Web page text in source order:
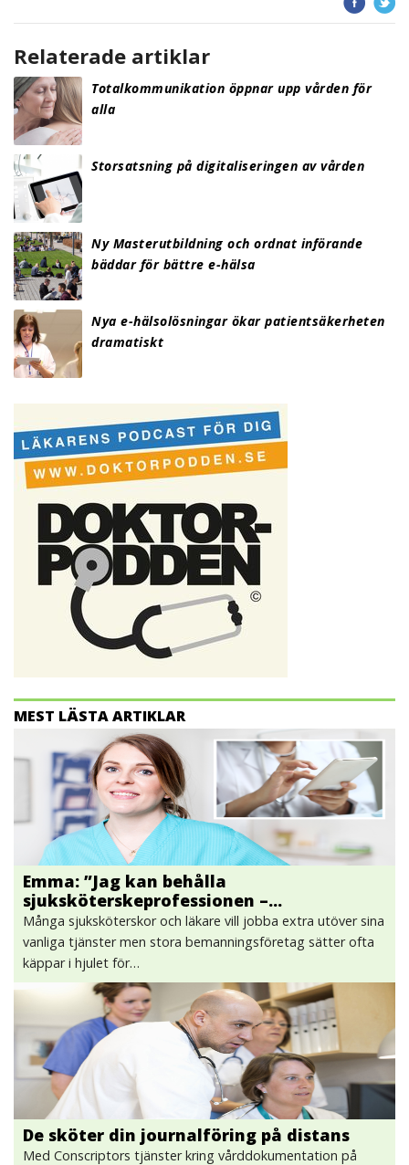
Relaterade artiklar
Totalkommunikation öppnar upp vården för
alla
Storsatsning på digitaliseringen av vården
Ny Masterutbildning och ordnat införande
bäddar för bättre e-hälsa
Nya e-hälsolösningar ökar patientsäkerheten
dramatiskt
MEST LÄSTA ARTIKLAR
Emma: ”Jag kan behålla
sjuksköterskeprofessionen –…
Många sjuksköterskor och läkare vill jobba extra utöver sina
vanliga tjänster men stora bemanningsföretag sätter ofta
käppar i hjulet för…
De sköter din journalföring på distans
Med Conscriptors tjänster kring vårddokumentation på